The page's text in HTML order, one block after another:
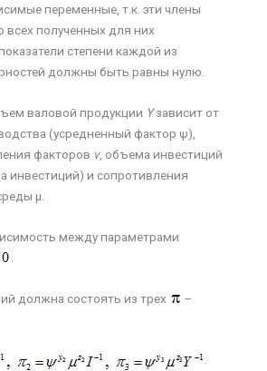
переменные, т.к. эти члены
всех полученных для них
степени каждой из
должны быть равны нулю.
валовой продукции Yзависит от
(усредненный фактор ψ),
факторов v, объема инвестиций
инвестиций) и сопротивления
µ.
между параметрами
должна состоять из трех
–
.